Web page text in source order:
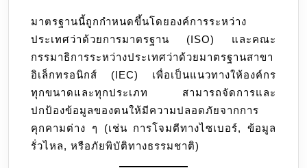
มั่นคง
ปลอดภัย
สารสนเทศ
มาตรฐานนี้ถูกกำหนดขึ้นโดยองค์การระหว่าง
ประเทศว่าด้วยการมาตรฐาน (ISO) และคณะ
กรรมาธิการระหว่างประเทศว่าด้วยมาตรฐานสาขา
อิเล็กทรอนิกส์ (IEC) เพื่อเป็นแนวทางให้องค์กร
ทุกขนาดและทุกประเภท สามารถจัดการและ
ปกป้องข้อมูลของตนให้มีความปลอดภัยจากการ
คุกคามต่าง ๆ (เช่น การโจมตีทางไซเบอร์, ข้อมูล
รั่วไหล, หรือภัยพิบัติทางธรรมชาติ)